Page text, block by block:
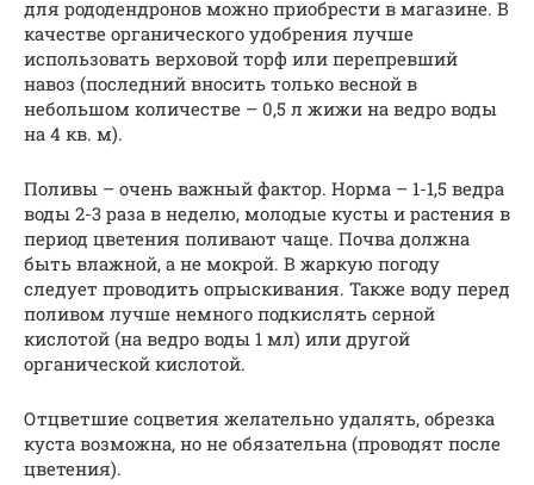
для рододендронов можно приобрести в магазине. В
качестве органического удобрения лучше
использовать верховой торф или перепревший
навоз (последний вносить только весной в
небольшом количестве – 0,5 л жижи на ведро воды
на 4 кв. м).
Поливы – очень важный фактор. Норма – 1-1,5 ведра
воды 2-3 раза в неделю, молодые кусты и растения в
период цветения поливают чаще. Почва должна
быть влажной, а не мокрой. В жаркую погоду
следует проводить опрыскивания. Также воду перед
поливом лучше немного подкислять серной
кислотой (на ведро воды 1 мл) или другой
органической кислотой.
Отцветшие соцветия желательно удалять, обрезка
куста возможна, но не обязательна (проводят после
цветения).